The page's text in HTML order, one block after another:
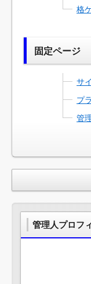
格
固定ページ
サ
プ
管
管理人プロフ